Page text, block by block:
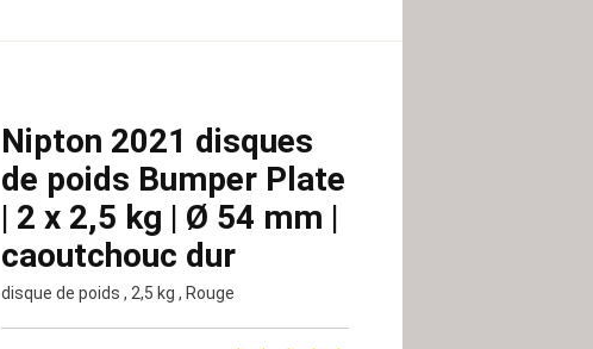
Nipton 2021 disques
de poids Bumper Plate
| 2 x 2,5 kg | Ø 54 mm |
caoutchouc dur
disque de poids , 2,5 kg , Rouge